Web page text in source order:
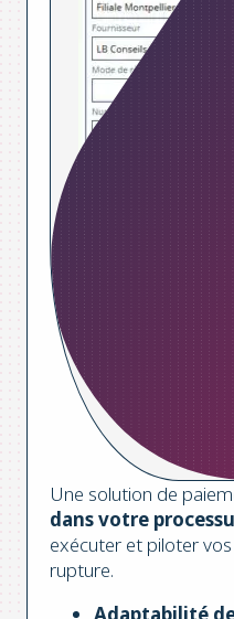
Une solution de
dans votre
exécuter et piloter
rupture.